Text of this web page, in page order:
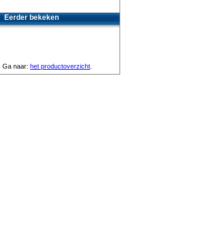
Eerder bekeken
Ga naar: het productoverzicht